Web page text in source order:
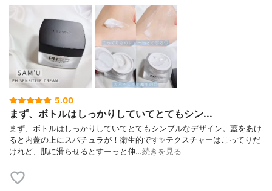
5.00
まず、ボトルはしっかりしていてとてもシン...
まず、ボトルはしっかりしていてとてもシンプルなデザイン。蓋をあけ
ると内蓋の上にスパチュラが！衛生的です✨テクスチャーはこってりだ
けれど、肌に滑らせるとすーっと伸…続きを見る